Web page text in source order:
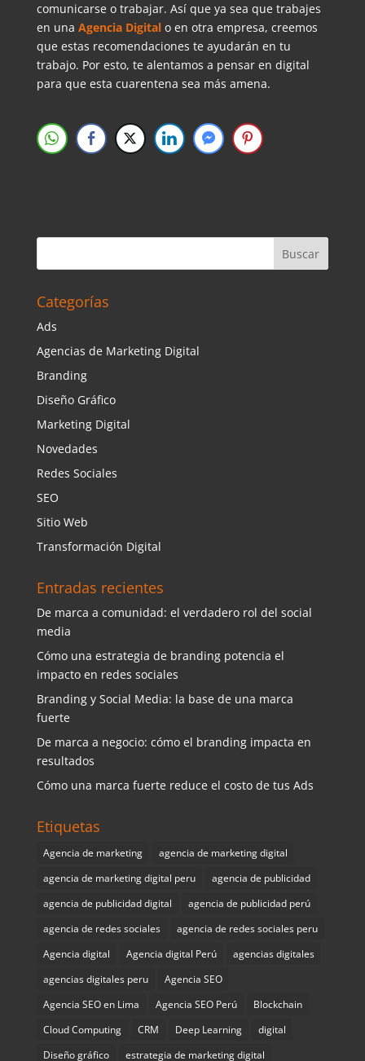
comunicarse o trabajar. Así que ya sea que trabajes
en una Agencia Digitalo en otra empresa, creemos
que estas recomendaciones te ayudarán en tu
trabajo. Por esto, te alentamos a pensar en digital
para que esta cuarentena sea más amena.
Categorías
Ads
Agencias de Marketing Digital
Branding
Diseño Gráfico
Marketing Digital
Novedades
Redes Sociales
SEO
Sitio Web
Transformación Digital
Entradas recientes
De marca a comunidad: el verdadero rol del social
media
Cómo una estrategia de branding potencia el
impacto en redes sociales
Branding y Social Media: la base de una marca
fuerte
De marca a negocio: cómo el branding impacta en
resultados
Cómo una marca fuerte reduce el costo de tus Ads
Etiquetas
Agencia de marketing
agencia de marketing digital
agencia de marketing digital peru
agencia de publicidad
agencia de publicidad digital
agencia de publicidad perú
agencia de redes sociales
agencia de redes sociales peru
Agencia digital
Agencia digital Perú
agencias digitales
agencias digitales peru
Agencia SEO
Agencia SEO en Lima
Agencia SEO Perú
Blockchain
Cloud Computing
CRM Deep Learning
digital
Diseño gráfico
estrategia de marketing digital